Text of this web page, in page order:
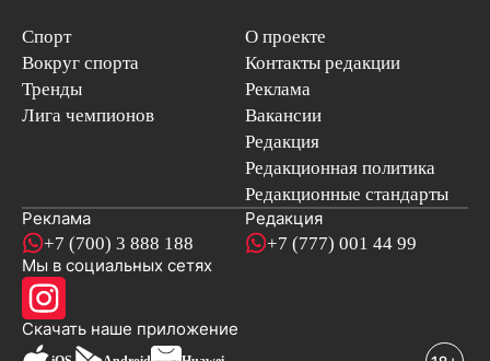
Спорт
Вокруг спорта
Тренды
Лига чемпионов
О проекте
Контакты редакции
Реклама
Вакансии
Редакция
Редакционная политика
Редакционные стандарты
Реклама
+7 (700) 3 888 188
Редакция
+7 (777) 001 44 99
Мы в социальных сетях
Скачать наше приложениеновостей